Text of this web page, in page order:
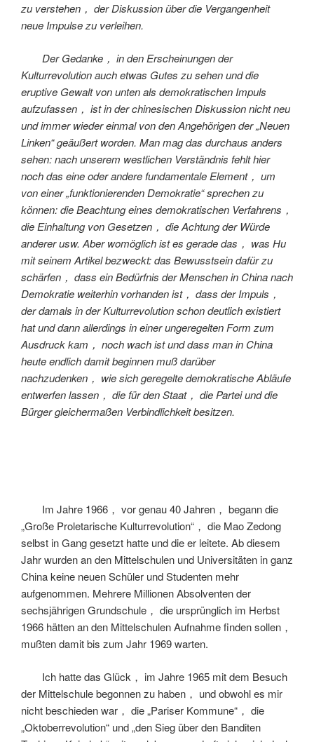
zu verstehen， der Diskussion über die Vergangenheit
neue Impulse zu verleihen.
Der Gedanke， in den Erscheinungen der
Kulturrevolution auch etwas Gutes zu sehen und die
eruptive Gewalt von unten als demokratischen Impuls
aufzufassen， ist in der chinesischen Diskussion nicht neu
und immer wieder einmal von den Angehörigen der „Neuen
Linken“ geäußert worden. Man mag das durchaus anders
sehen: nach unserem westlichen Verständnis fehlt hier
noch das eine oder andere fundamentale Element， um
von einer „funktionierenden Demokratie“ sprechen zu
können: die Beachtung eines demokratischen Verfahrens，
die Einhaltung von Gesetzen， die Achtung der Würde
anderer usw. Aber womöglich ist es gerade das， was Hu
mit seinem Artikel bezweckt: das Bewusstsein dafür zu
schärfen， dass ein Bedürfnis der Menschen in China nach
Demokratie weiterhin vorhanden ist， dass der Impuls，
der damals in der Kulturrevolution schon deutlich existiert
hat und dann allerdings in einer ungeregelten Form zum
Ausdruck kam， noch wach ist und dass man in China
heute endlich damit beginnen muß darüber
nachzudenken， wie sich geregelte demokratische Abläufe
entwerfen lassen， die für den Staat， die Partei und die
Bürger gleichermaßen Verbindlichkeit besitzen.
Im Jahre 1966， vor genau 40 Jahren， begann die
„Große Proletarische Kulturrevolution“， die Mao Zedong
selbst in Gang gesetzt hatte und die er leitete. Ab diesem
Jahr wurden an den Mittelschulen und Universitäten in ganz
China keine neuen Schüler und Studenten mehr
aufgenommen. Mehrere Millionen Absolventen der
sechsjährigen Grundschule， die ursprünglich im Herbst
1966 hätten an den Mittelschulen Aufnahme finden sollen，
mußten damit bis zum Jahr 1969 warten.
Ich hatte das Glück， im Jahre 1965 mit dem Besuch
der Mittelschule begonnen zu haben， und obwohl es mir
nicht beschieden war， die „Pariser Kommune“， die
„Oktoberrevolution“ und „den Sieg über den Banditen